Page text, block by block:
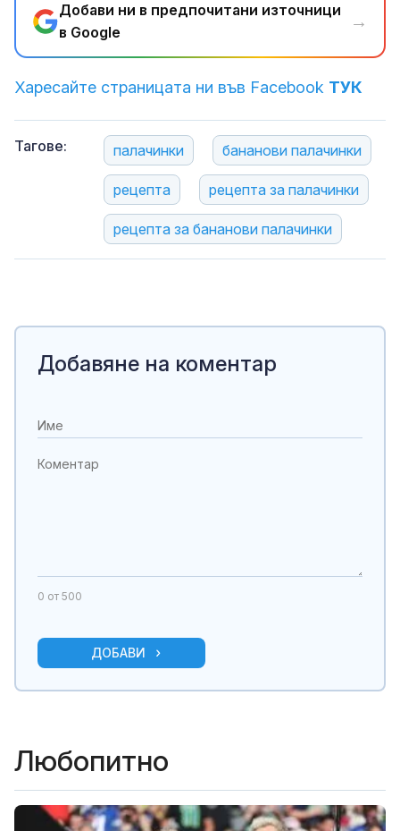
Добави ни в предпочитани източници
в Google
→
Харесайте страницата ни във Facebook ТУК
Тагове: палачинки бананови палачинки
рецепта рецепта за палачинки
рецепта за бананови палачинки
Добавяне на коментар
0 от 500
ДОБАВИ
Любопитно